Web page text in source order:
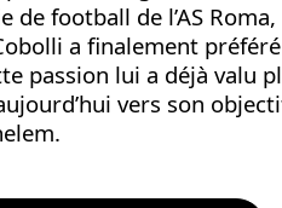
de football de l’AS
a finalement
passion lui a déjà valu
vers son